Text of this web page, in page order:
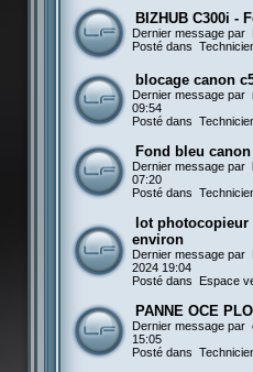
BIZHUB C300i -
Dernier message par
Posté dans
blocage canon
Dernier message par
09:54
Posté dans
Fond bleu canon
Dernier message par
07:20
Posté dans
lot
environ
Dernier message par
2024 19:04
Posté dans
Espace
PANNE OCE
Dernier message par
15:05
Posté dans